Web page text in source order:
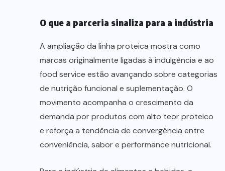
O que a parceria sinaliza para a indústria
A ampliação da linha proteica mostra como
marcas originalmente ligadas à indulgência e ao
food service estão avançando sobre categorias
de nutrição funcional e suplementação. O
movimento acompanha o crescimento da
demanda por produtos com alto teor proteico
e reforça a tendência de convergência entre
conveniência, sabor e performance nutricional.